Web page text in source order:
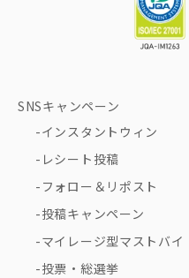
SNSキャンペーン
インスタントウィン
レシート投稿
フォロー＆リポスト
投稿キャンペーン
マイレージ型マストバイ
投票・総選挙